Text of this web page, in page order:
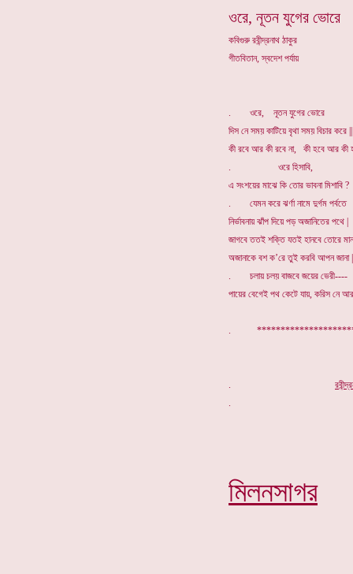
ওরে, নূতন যুগের ভোরে
কবিগুরু রবীন্দ্রনাথ ঠাকুর
গীতবিতান, স্বদেশ পর্যায়
. ওরে, নূতন যুগের ভোরে
দিস নে সময় কাটিয়ে বৃথা সময় বিচার করে ||
কী রবে আর কী রবে না, কী হবে আর কী
. ওরে হিসাবি,
এ সংশয়ের মাঝে কি তোর ভাবনা মিশাবি ?
. যেমন করে ঝর্ণা নামে দুর্গম পর্বতে
নির্ভাবনায় ঝাঁপ দিয়ে পড় অজানিতের পথে |
জাগবে ততই শক্তি যতই হানবে তোরে
অজানাকে বশ ক’রে তুই করবি আপন জানা |
. চলায় চলয় বাজবে জয়ের ভেরী----
পায়ের বেগেই পথ কেটে যায়, করিস নে আর
.
. র
.
মিলনসাগর